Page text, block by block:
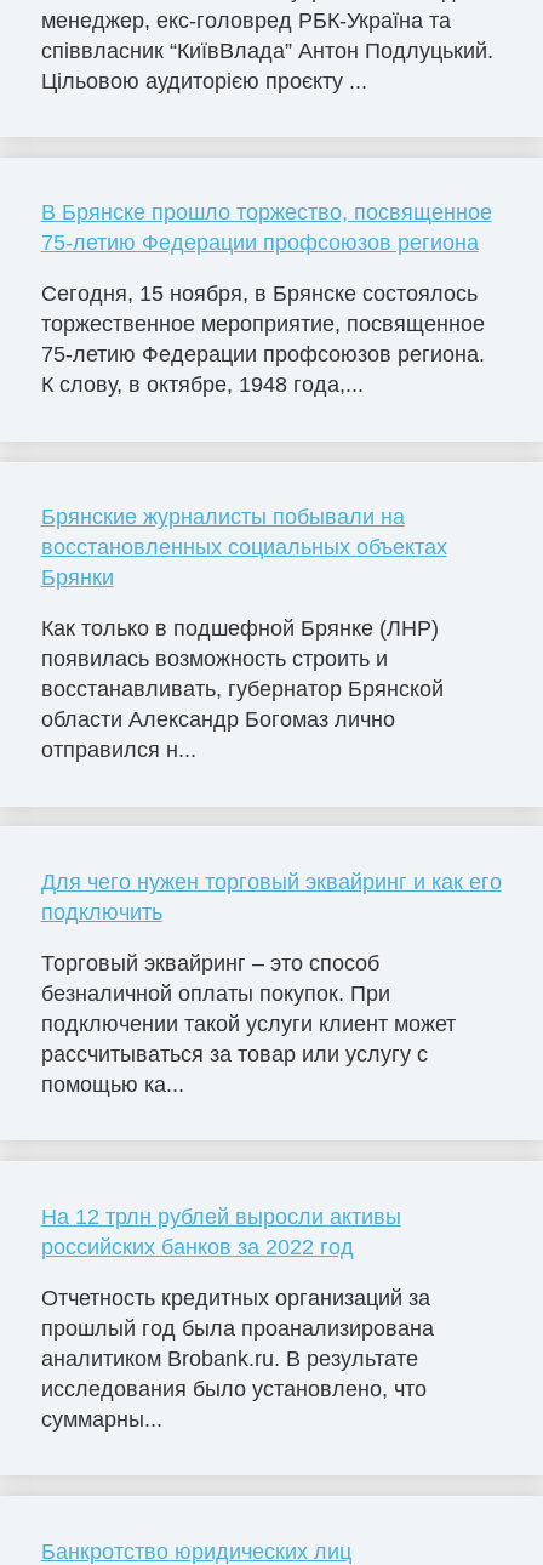
менеджер, екс-головред РБК-Україна та
співвласник “КиївВлада” Антон Подлуцький.
Цільовою аудиторією проєкту ...
В Брянске прошло торжество, посвященное
75-летию Федерации профсоюзов региона
Сегодня, 15 ноября, в Брянске состоялось
торжественное мероприятие, посвященное
75-летию Федерации профсоюзов региона.
К слову, в октябре, 1948 года,...
Брянские журналисты побывали на
восстановленных социальных объектах
Брянки
Как только в подшефной Брянке (ЛНР)
появилась возможность строить и
восстанавливать, губернатор Брянской
области Александр Богомаз лично
отправился н...
Для чего нужен торговый эквайринг и как его
подключить
Торговый эквайринг – это способ
безналичной оплаты покупок. При
подключении такой услуги клиент может
рассчитываться за товар или услугу с
помощью ка...
На 12 трлн рублей выросли активы
российских банков за 2022 год
Отчетность кредитных организаций за
прошлый год была проанализирована
аналитиком Brobank.ru. В результате
исследования было установлено, что
суммарны...
Банкротство юридических лиц